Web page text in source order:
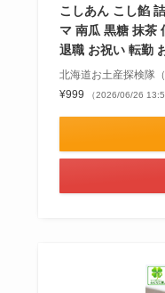
こしあん こし餡
マ 南瓜 黒糖 抹茶
退職 お祝い 転勤
北海道お土産探検隊
¥999
（2026/06/26